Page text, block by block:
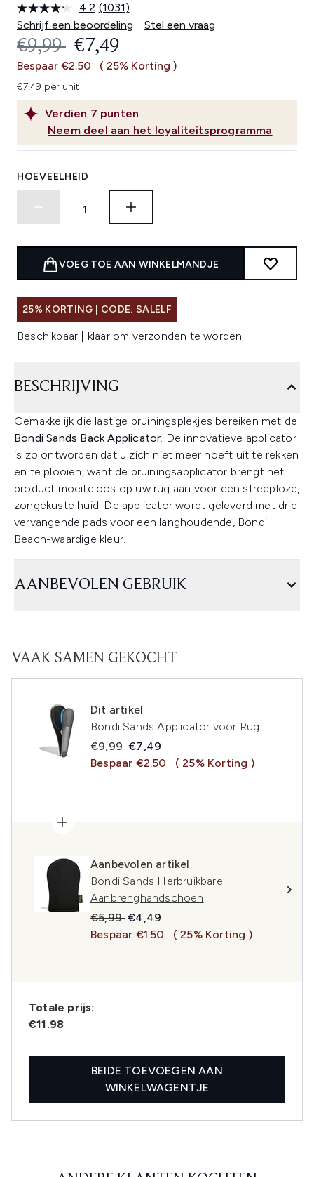
4.2 Lees
1031
beoordelingen.
Dezelfde
paginalink.
(1031)
Schrijf een beoordeling
Stel een vraag
Verdien 7 punten
Neem deel aan het loyaliteitsprogramma
RECOMMENDED RETAIL PRICE:
€9,99 HUIDIGE PRIJS:
€7,49
Bespaar €2.50 ( 25% Korting )
€7,49 per unit
HOEVEELHEID
VOEG TOE AAN WINKELMANDJE
25% KORTING | CODE: SALELF
Beschikbaar | klaar om verzonden te worden
BESCHRIJVING
Gemakkelijk die lastige bruiningsplekjes bereiken met de
Bondi Sands Back Applicator. De innovatieve applicator
is zo ontworpen dat u zich niet meer hoeft uit te rekken
en te plooien, want de bruiningsapplicator brengt het
product moeiteloos op uw rug aan voor een streeploze,
zongekuste huid. De applicator wordt geleverd met drie
vervangende pads voor een langhoudende, Bondi
Beach-waardige kleur.
AANBEVOLEN GEBRUIK
VAAK SAMEN GEKOCHT
Dit artikel
Bondi Sands Applicator voor Rug
Recommended Retail Price:
€9,99Huidige prijs:
€7,49
Bespaar €2.50
( 25% Korting )
Aanbevolen artikel
Bondi Sands Herbruikbare
Aanbrenghandschoen
Recommended Retail Price:
€5,99Huidige prijs:
€4,49
Bespaar €1.50
( 25% Korting )
Totale prijs:
€11.98
BEIDE TOEVOEGEN AAN
WINKELWAGENTJE